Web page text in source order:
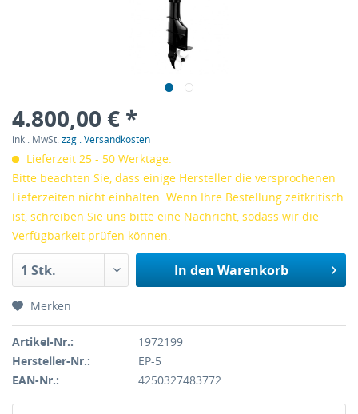
4.800,00 € *
inkl. MwSt.zzgl. Versandkosten
Lieferzeit 25 - 50 Werktage.
Bitte beachten Sie, dass einige Hersteller die versprochenen
Lieferzeiten nicht einhalten. Wenn Ihre Bestellung zeitkritisch
ist, schreiben Sie uns bitte eine Nachricht, sodass wir die
Verfügbarkeit prüfen können.
In den Warenkorb
Merken
Artikel-Nr.:
1972199
Hersteller-Nr.:
EP-5
EAN-Nr.:
4250327483772